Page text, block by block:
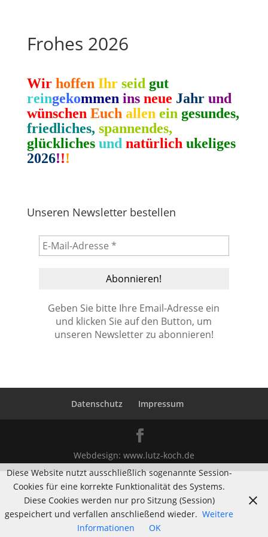
Frohes 2026
Wir hoffen Ihr seid gut
reingekommen ins neue Jahr und
wünschen Euch allen ein gesundes,
friedliches, spannendes,
glückliches und natürlich ukeliges
2026!!!
Unseren Newsletter bestellen
Geben Sie bitte Ihre Email-Adresse ein
und klicken Sie auf den Button, um
unseren Newsletter zu abonnieren!
Datenschutz Impressum
Webdesign: www.lutz-koch.de
Diese Website nutzt ausschließlich sogenannte Session-
Cookies für eine korrekte Funktionalität des Systems.
Diese Cookies werden nur pro Sitzung (Session)
gespeichert und verfallen anschließend wieder. Weitere
Informationen
OK